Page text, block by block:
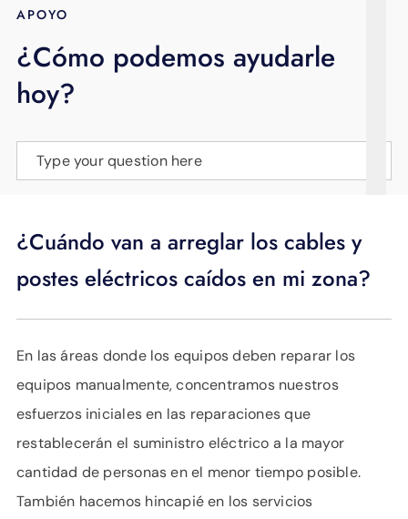
BLOG
APOYO
APOYO
¿Cómo podemos ayudarle
hoy?
Type your question here
¿Cuándo van a arreglar los cables y
postes eléctricos caídos en mi zona?
En las áreas donde los equipos deben reparar los
equipos manualmente, concentramos nuestros
esfuerzos iniciales en las reparaciones que
restablecerán el suministro eléctrico a la mayor
cantidad de personas en el menor tiempo posible.
También hacemos hincapié en los servicios